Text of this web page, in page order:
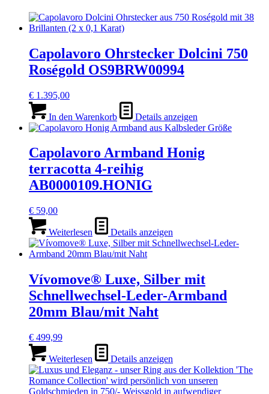
Capolavoro Ohrstecker Dolcini 750
Roségold OS9BRW00994
€ 1.395,00
In den Warenkorb Details anzeigen
Capolavoro Armband Honig
terracotta 4-reihig
AB0000109.HONIG
€ 59,00
Weiterlesen Details anzeigen
Vívomove® Luxe, Silber mit
Schnellwechsel-Leder-Armband
20mm Blau/mit Naht
€ 499,99
Weiterlesen Details anzeigen